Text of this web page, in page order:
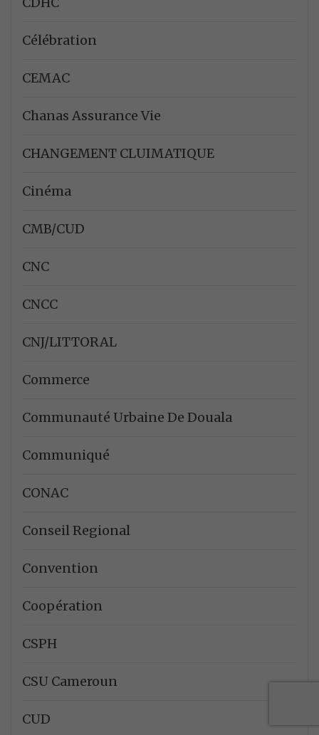
Célébration
CEMAC
Chanas Assurance Vie
CHANGEMENT CLUIMATIQUE
Cinéma
CMB/CUD
CNC
CNCC
CNJ/LITTORAL
Commerce
Communauté Urbaine De Douala
Communiqué
CONAC
Conseil Regional
Convention
Coopération
CSPH
CSU Cameroun
CUD